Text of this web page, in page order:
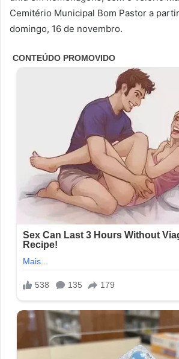
Cemitério Municipal Bom Pastor a
domingo, 16 de novembro.